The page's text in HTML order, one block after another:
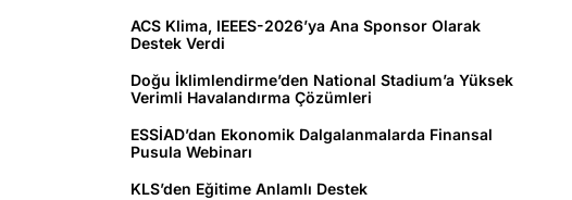
ACS Klima, IEEES-2026’ya Ana Sponsor Olarak
Destek Verdi
Doğu İklimlendirme’den National Stadium’a Yüksek
Verimli Havalandırma Çözümleri
ESSİAD’dan Ekonomik Dalgalanmalarda Finansal
Pusula Webinarı
KLS’den Eğitime Anlamlı Destek